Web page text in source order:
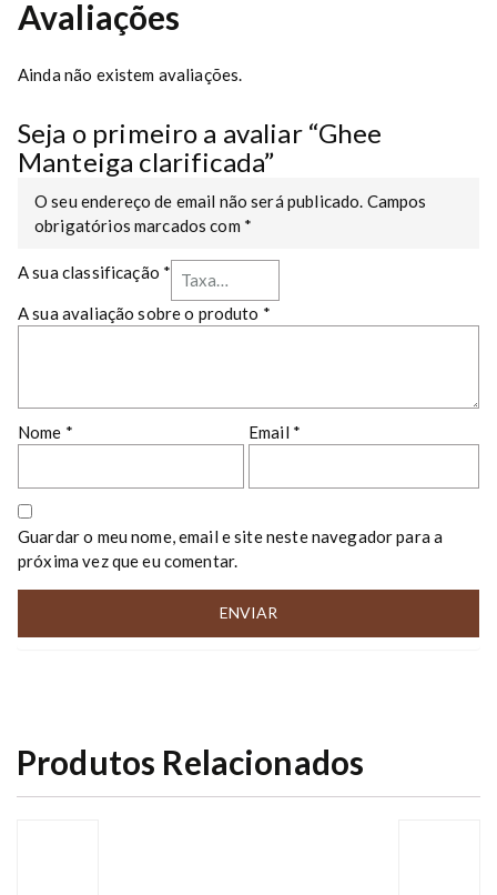
Avaliações
Ainda não existem avaliações.
Seja o primeiro a avaliar “Ghee
Manteiga clarificada”
O seu endereço de email não será publicado. Campos
obrigatórios marcados com *
A sua classificação *
A sua avaliação sobre o produto *
Nome * Email *
Guardar o meu nome, email e site neste navegador para a
próxima vez que eu comentar.
Produtos Relacionados